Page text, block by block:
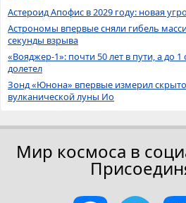
Астероид Апофис в 2029 году: новая
Астрономы впервые сняли гибель
секунды взрыва
«Вояджер-1»: почти 50 лет в пути, а до
долетел
Зонд «Юнона» впервые измерил
вулканической луны Ио
Мир космоса в